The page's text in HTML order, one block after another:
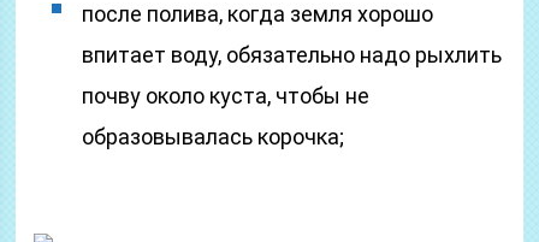
после полива, когда земля хорошо
впитает воду, обязательно надо рыхлить
почву около куста, чтобы не
образовывалась корочка;